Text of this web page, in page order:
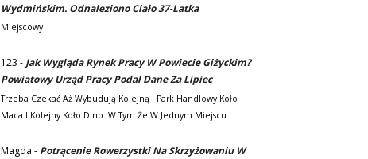
Wydmińskim. Odnaleziono Ciało 37-Latka
Miejscowy
123 - Jak Wygląda Rynek Pracy W Powiecie Giżyckim?
Powiatowy Urząd Pracy Podał Dane Za Lipiec
Trzeba Czekać Aż Wybudują Kolejną I Park Handlowy Koło
Maca I Kolejny Koło Dino. W Tym Że W Jednym Miejscu…
Magda - Potrącenie Rowerzystki Na Skrzyżowaniu W